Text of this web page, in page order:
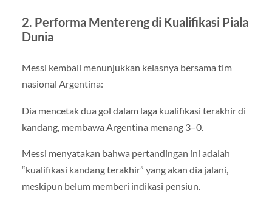
2. Performa Mentereng di Kualifikasi Piala
Dunia
Messi kembali menunjukkan kelasnya bersama tim
nasional Argentina:
Dia mencetak dua gol dalam laga kualifikasi terakhir di
kandang, membawa Argentina menang 3–0.
Messi menyatakan bahwa pertandingan ini adalah
“kualifikasi kandang terakhir” yang akan dia jalani,
meskipun belum memberi indikasi pensiun.